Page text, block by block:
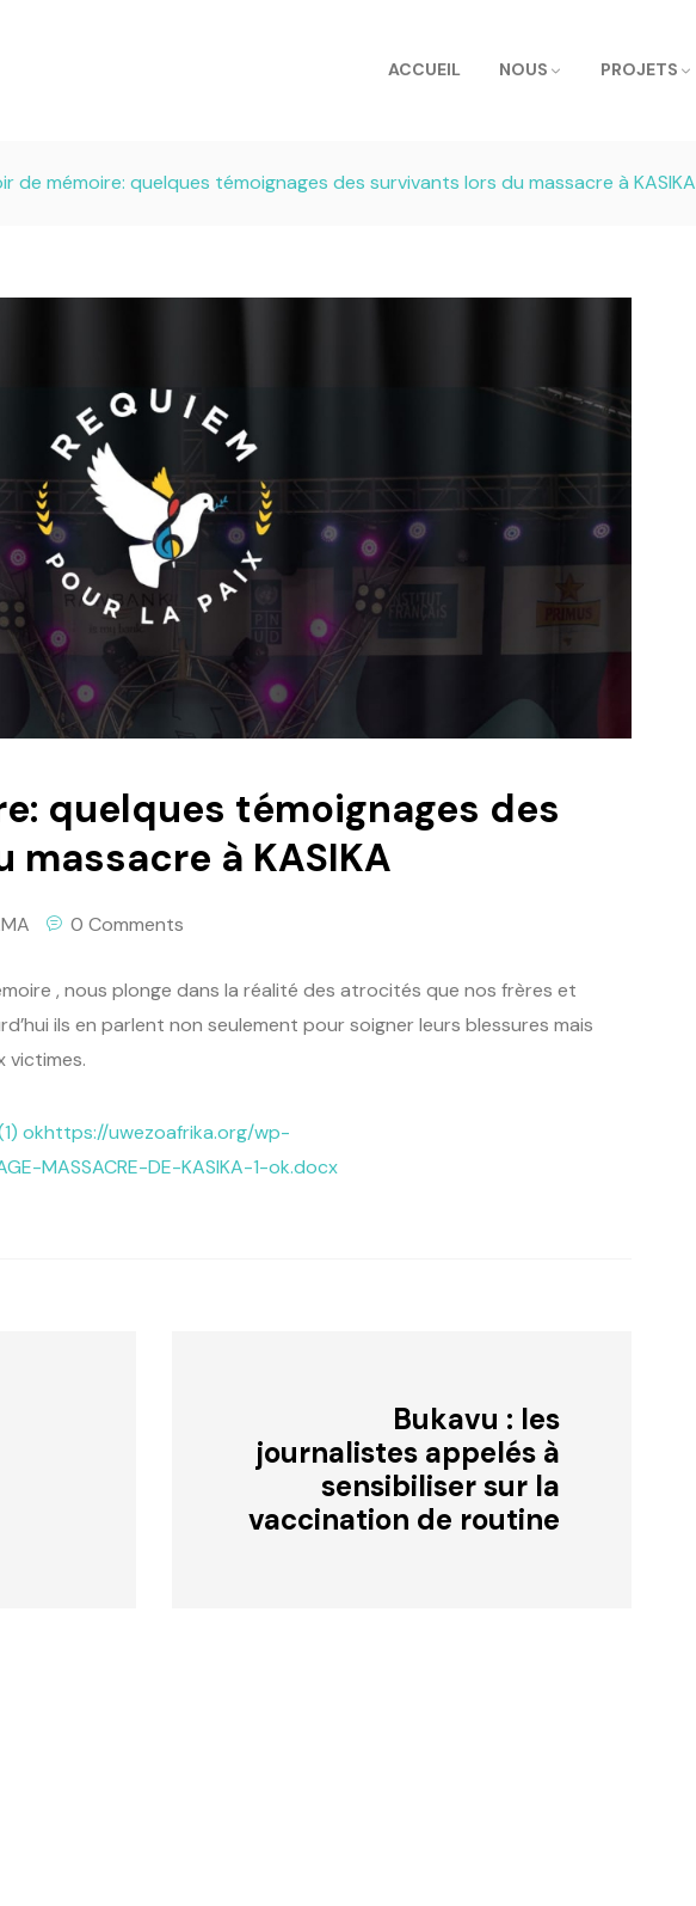
ACCUEIL NOUS PROJETS
de mémoire: quelques témoignages des survivants lors du massacre à KASIKA
quelques témoignages des
à KASIKA
0 Comments
, nous plonge dans la réalité des atrocités que nos frères et
ils en parlent non seulement pour soigner leurs blessures mais
victimes.
okhttps://uwezoafrika.org/wp-
MASSACRE-DE-KASIKA-1-ok.docx
Bukavu : les
journalistes appelés à
sensibiliser sur la
vaccination de routine